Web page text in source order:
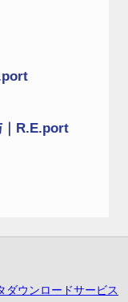
｜R.E.port
ダウンロードサービス